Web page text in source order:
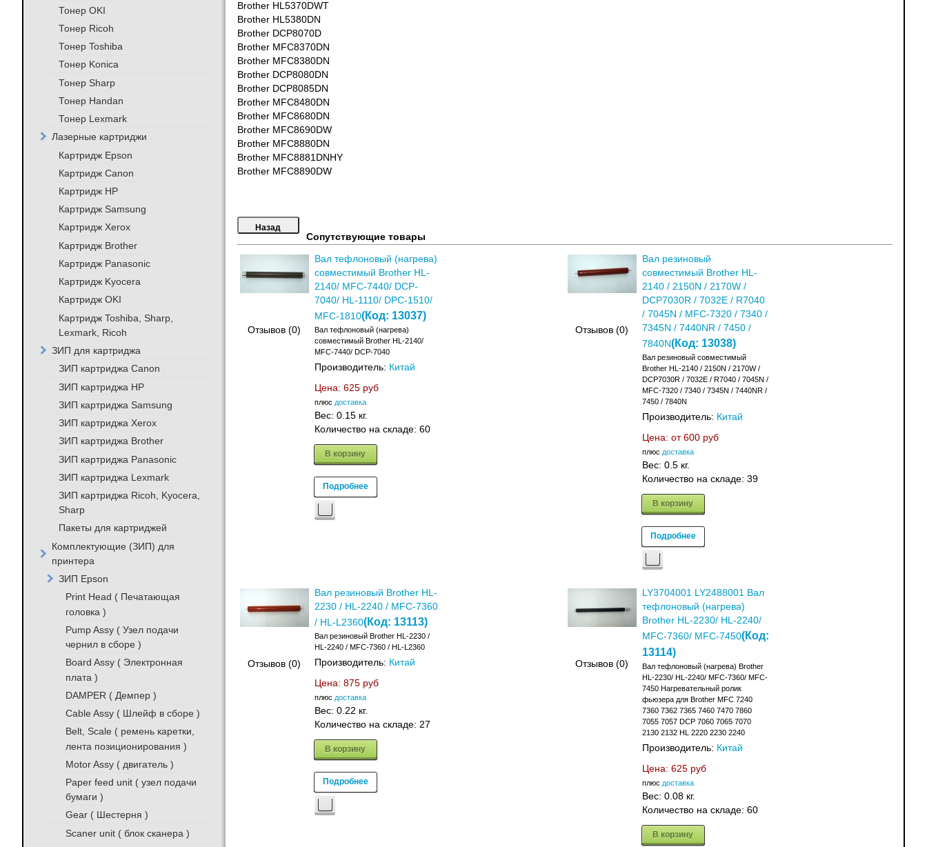
Brother HL5370DWT
Brother HL5380DN
Brother DCP8070D
Brother MFC8370DN
Brother MFC8380DN
Brother DCP8080DN
Brother DCP8085DN
Brother MFC8480DN
Brother MFC8680DN
Brother MFC8690DW
Brother MFC8880DN
Brother MFC8881DNHY
Brother MFC8890DW
Сопутствующие товары
Отзывов (0)
Вал тефлоновый (нагрева)
совместимый Brother HL-
2140/ MFC-7440/ DCP-
7040/ HL-1110/ DPC-1510/
MFC-1810(Код: 13037)
Вал тефлоновый (нагрева)
совместимый Brother HL-2140/
MFC-7440/ DCP-7040
Производитель: Китай
Цена: 625 руб
плюс доставка
Вес: 0.15 кг.
Количество на складе: 60
В корзину
Подробнее
Отзывов (0)
Вал резиновый
совместимый Brother HL-
2140 / 2150N / 2170W /
DCP7030R / 7032E / R7040
/ 7045N / MFC-7320 / 7340 /
7345N / 7440NR / 7450 /
7840N(Код: 13038)
Вал резиновый совместимый
Brother HL-2140 / 2150N / 2170W /
DCP7030R / 7032E / R7040 / 7045N /
MFC-7320 / 7340 / 7345N / 7440NR /
7450 / 7840N
Производитель: Китай
Цена: от 600 руб
плюс доставка
Вес: 0.5 кг.
Количество на складе: 39
В корзину
Подробнее
Отзывов (0)
Вал резиновый Brother HL-
2230 / HL-2240 / MFC-7360
/ HL-L2360(Код: 13113)
Вал резиновый Brother HL-2230 /
HL-2240 / MFC-7360 / HL-L2360
Производитель: Китай
Цена: 875 руб
плюс доставка
Вес: 0.22 кг.
Количество на складе: 27
В корзину
Подробнее
Отзывов (0)
LY3704001 LY2488001 Вал
тефлоновый (нагрева)
Brother HL-2230/ HL-2240/
MFC-7360/ MFC-7450(Код:
13114)
Вал тефлоновый (нагрева) Brother
HL-2230/ HL-2240/ MFC-7360/ MFC-
7450 Нагревательный ролик
фьюзера для Brother MFC 7240
7360 7362 7365 7460 7470 7860
7055 7057 DCP 7060 7065 7070
2130 2132 HL 2220 2230 2240
Производитель: Китай
Цена: 625 руб
плюс доставка
Вес: 0.08 кг.
Количество на складе: 60
В корзину
Тонер OKI
Тонер Ricoh
Тонер Toshiba
Тонер Konica
Тонер Sharp
Тонер Handan
Тонер Lexmark
Лазерные картриджи
Картридж Epson
Картридж Canon
Картридж HP
Картридж Samsung
Картридж Xerox
Картридж Brother
Картридж Panasonic
Картридж Kyocera
Картридж OKI
Картридж Toshiba, Sharp,
Lexmark, Ricoh
ЗИП для картриджа
ЗИП картриджа Canon
ЗИП картриджа HP
ЗИП картриджа Samsung
ЗИП картриджа Xerox
ЗИП картриджа Brother
ЗИП картриджа Panasonic
ЗИП картриджа Lexmark
ЗИП картриджа Ricoh, Kyocera,
Sharp
Пакеты для картриджей
Комплектующие (ЗИП) для
принтера
ЗИП Epson
Print Head ( Печатающая
головка )
Pump Assy ( Узел подачи
чернил в сборе )
Board Assy ( Электронная
плата )
DAMPER ( Демпер )
Cable Assy ( Шлейф в сборе )
Belt, Scale ( ремень каретки,
лента позиционирования )
Motor Assy ( двигатель )
Paper feed unit ( узел подачи
бумаги )
Gear ( Шестерня )
Scaner unit ( блок сканера )